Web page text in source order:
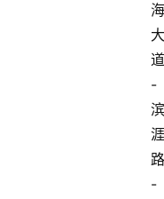
海
大
道
-
滨
涯
路
-